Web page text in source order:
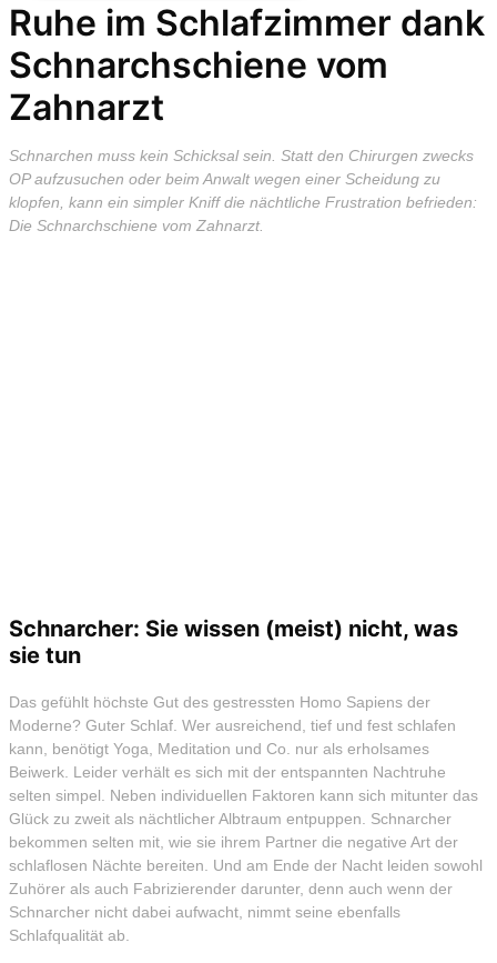
Ruhe im Schlafzimmer dank
Schnarchschiene vom
Zahnarzt
Schnarchen muss kein Schicksal sein. Statt den Chirurgen zwecks
OP aufzusuchen oder beim Anwalt wegen einer Scheidung zu
klopfen, kann ein simpler Kniff die nächtliche Frustration befrieden:
Die Schnarchschiene vom Zahnarzt.
Schnarcher: Sie wissen (meist) nicht, was
sie tun
Das gefühlt höchste Gut des gestressten Homo Sapiens der
Moderne? Guter Schlaf. Wer ausreichend, tief und fest schlafen
kann, benötigt Yoga, Meditation und Co. nur als erholsames
Beiwerk. Leider verhält es sich mit der entspannten Nachtruhe
selten simpel. Neben individuellen Faktoren kann sich mitunter das
Glück zu zweit als nächtlicher Albtraum entpuppen. Schnarcher
bekommen selten mit, wie sie ihrem Partner die negative Art der
schlaflosen Nächte bereiten. Und am Ende der Nacht leiden sowohl
Zuhörer als auch Fabrizierender darunter, denn auch wenn der
Schnarcher nicht dabei aufwacht, nimmt seine ebenfalls
Schlafqualität ab.